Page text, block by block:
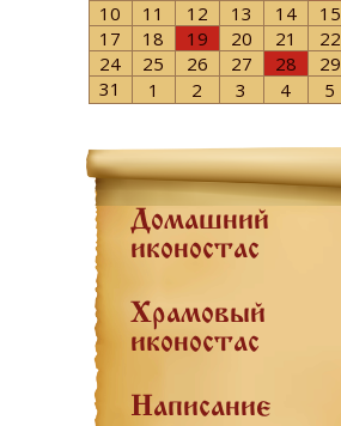
10
11 12 13 14 15
17
18 19 20 21 22
24
25 26 27 28 29
31
1 2 3 4 5
Домашний
иконостас
Храмовый
иконостас
Написание